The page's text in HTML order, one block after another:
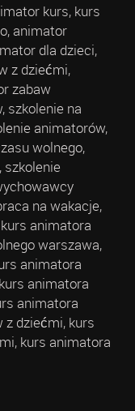
kurs, kurs
animator
dla dzieci,
z dziećmi,
zabaw
szkolenie na
animatorów,
wolnego,
szkolenie
na wakacje,
animatora
warszawa,
animatora
animatora
animatora
z dziećmi, kurs
kurs animatora